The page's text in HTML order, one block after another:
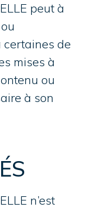
peut à
certaines de
mises à
ou
à son
n’est